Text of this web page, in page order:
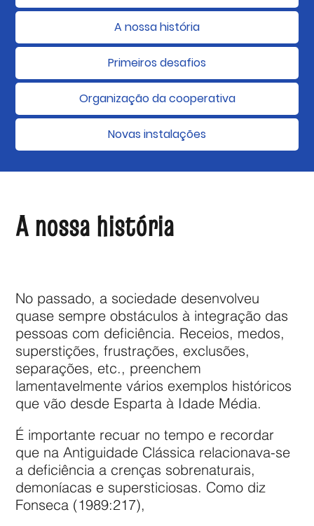
A nossa história
No passado, a sociedade desenvolveu
quase sempre obstáculos à integração das
pessoas com deficiência. Receios, medos,
superstições, frustrações, exclusões,
separações, etc., preenchem
lamentavelmente vários exemplos históricos
que vão desde Esparta à Idade Média.
É importante recuar no tempo e recordar
que na Antiguidade Clássica relacionava-se
a deficiência a crenças sobrenaturais,
demoníacas e supersticiosas. Como diz
Fonseca (1989:217),
Novas instalações
A nossa história
Primeiros desafios
Organização da cooperativa